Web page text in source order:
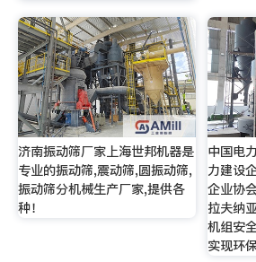
济南振动筛厂家上海世邦机器是
专业的振动筛,震动筛,圆振动筛,
振动筛分机械生产厂家,提供各
种！
中国电
力建设
企业协
拉夫纳
机组安
实现环